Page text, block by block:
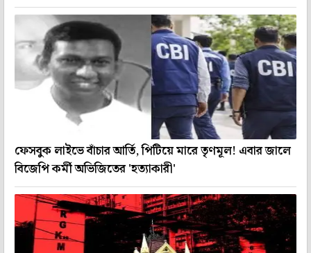
ফেসবুক লাইভে বাঁচার আর্তি, পিটিয়ে মারে তৃণমূল! এবার জালে
বিজেপি কর্মী অভিজিতের 'হত্যাকারী'